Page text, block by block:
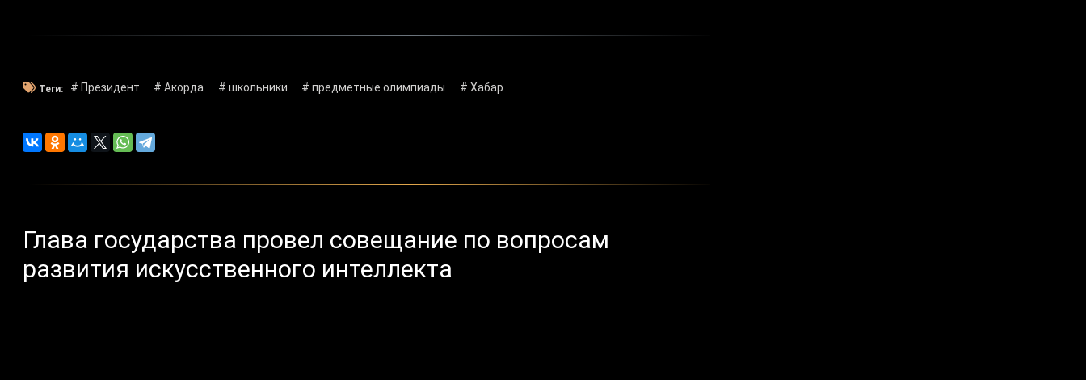
Теги: # Президент # Акорда # школьники # предметные олимпиады # Хабар
Глава государства провел совещание по вопросам
развития искусственного интеллекта